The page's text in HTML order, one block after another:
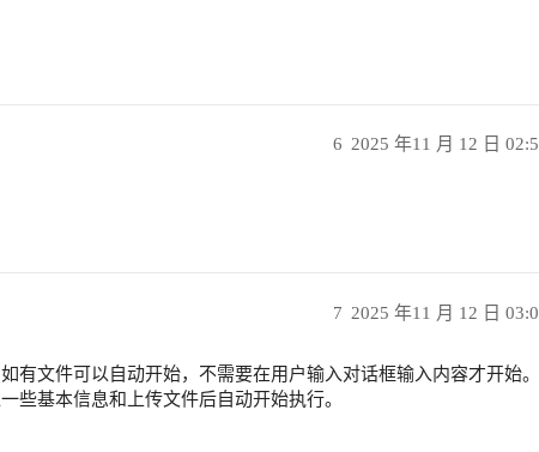
2025 年11 月 12 日
6
2025 年11 月 12 日
7
有文件可以自动开始，不需要在用户输入对话框输入内容才开始。
些基本信息和上传文件后自动开始执行。